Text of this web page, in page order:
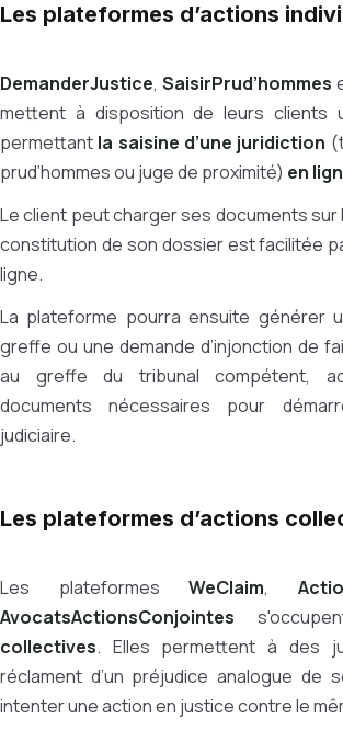
Les plateformes d’actions
DemanderJustice, SaisirPrud’hommes
mettent à disposition de leurs clients
permettant la saisine d’une juridiction
prud’hommes ou juge de proximité) en
Le client peut charger ses documents sur
constitution de son dossier est facilitée
ligne.
La plateforme pourra ensuite générer
greffe ou une demande d’injonction de
au greffe du tribunal compétent,
documents nécessaires pour
judiciaire.
Les plateformes d’actions
Les plateformes WeClaim,
AvocatsActionsConjointes
collectives. Elles permettent à des
réclament d’un préjudice analogue de
intenter une action en justice contre le